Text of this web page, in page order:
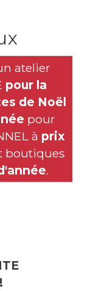
atelier
pour la
de Noël
pour
à prix
boutiques
.